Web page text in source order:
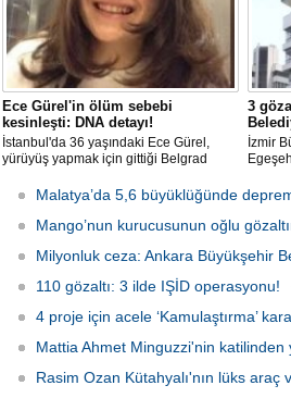
Ece Gürel'in ölüm sebebi
kesinleşti: DNA detayı!
İstanbul'da 36 yaşındaki Ece Gürel,
yürüyüş yapmak için gittiği Belgrad
karıştı. 4 gün sonra sağ bulunan ancak
kaldırıldığı hastanede hayatını
kaybeden Ece'nin ölümüyle ilgili
çeken detaylar yer aldı.
3
İzmir
Malatya’da 5,6 büyüklüğünde
Mango’nun kurucusunun oğlu
Milyonluk ceza: Ankara Büyükşehir
110 gözaltı: 3 ilde IŞİD operasyonu!
4 proje için acele ‘Kamulaştırma’
Mattia Ahmet Minguzzi'nin katilinden
Rasim Ozan Kütahyalı'nın lüks